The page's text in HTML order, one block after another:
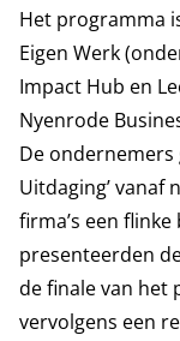
Het programma
Eigen Werk
Impact Hub en
Nyenrode
De
Uitdaging’vanaf
firma’s een
presenteerden
de finale van het
vervolgens een